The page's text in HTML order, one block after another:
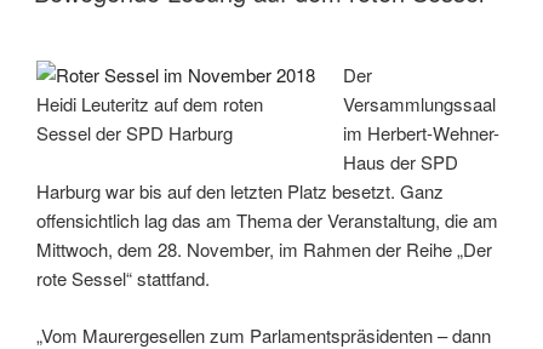
Heidi Leuteritz auf dem roten
Sessel der SPD Harburg
Der
Versammlungssaal
im Herbert-Wehner-
Haus der SPD
Harburg war bis auf den letzten Platz besetzt. Ganz
offensichtlich lag das am Thema der Veranstaltung, die am
Mittwoch, dem 28. November, im Rahmen der Reihe „Der
rote Sessel“ stattfand.
„Vom Maurergesellen zum Parlamentspräsidenten – dann